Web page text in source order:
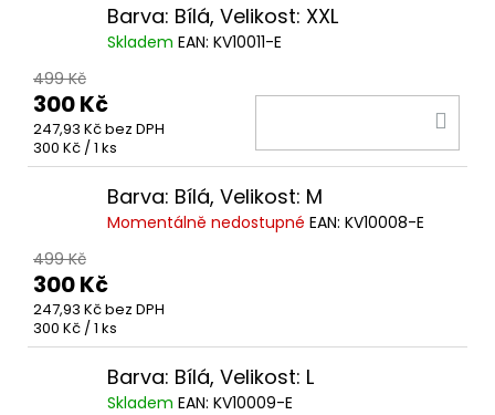
Barva: Bílá, Velikost: XXL
Skladem EAN: KV10011-E
499 Kč
300 Kč
247,93 Kč bez DPH
Měrná
cena:
300 Kč / 1 ks
Barva: Bílá, Velikost: M
Momentálně nedostupné EAN: KV10008-E
499 Kč
300 Kč
247,93 Kč bez DPH
Měrná
cena:
300 Kč / 1 ks
Barva: Bílá, Velikost: L
Skladem EAN: KV10009-E